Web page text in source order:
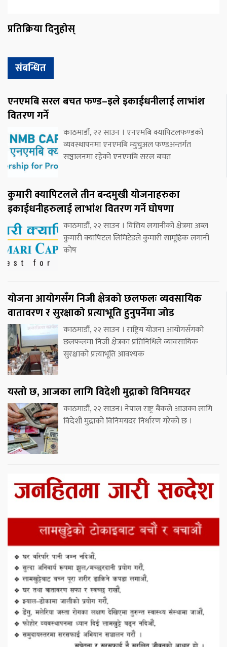
प्रतिक्रिया दिनुहोस्
संबन्धित
एनएमबि सरल बचत फण्ड–इले इकाईधनीलाई लाभांश
वितरण गर्ने
काठमाडौं, २२ साउन । एनएमबि क्यापिटलफण्डको
व्यवस्थापनमा एनएमबि म्युचुअल फण्डअन्तर्गत
सञ्चालनमा रहेको एनएमबि सरल बचत
कुमारी क्यापिटलले तीन बन्दमुखी योजनाहरुका
इकाईधनीहरुलाई लाभांश वितरण गर्ने घोषणा
काठमाडौं, २२ साउन । वित्तिय लगानीको क्षेत्रमा अब्ल
कुमारी क्यापिटल लिमिटेडले कुमारी सामूहिक लगानी
कोष
योजना आयोगसँग निजी क्षेत्रको छलफलः व्यवसायिक
वातावरण र सुरक्षाको प्रत्याभूति हुनुपर्नेमा जोड
काठमाडौं, २२ साउन । राष्ट्रिय योजना आयोगसँगको
छलफलमा निजी क्षेत्रका प्रतिनिधिले व्यावसायिक
सुरक्षाको प्रत्याभूति आवश्यक
यस्तो छ, आजका लागि विदेशी मुद्राको विनिमयदर
काठमाडौं, २२ साउन। नेपाल राष्ट्र बैंकले आजका लागि
विदेशी मुद्राको विनिमयदर निर्धारण गरेको छ ।